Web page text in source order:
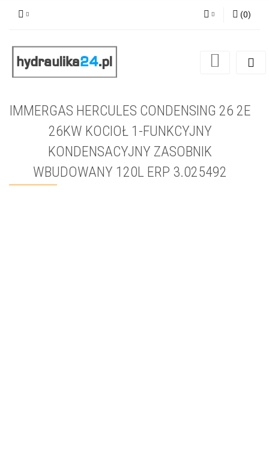
Zarejestruj się
(0)
IMMERGAS HERCULES CONDENSING 26 2E
26KW KOCIOŁ 1-FUNKCYJNY
KONDENSACYJNY ZASOBNIK
WBUDOWANY 120L ERP 3.025492